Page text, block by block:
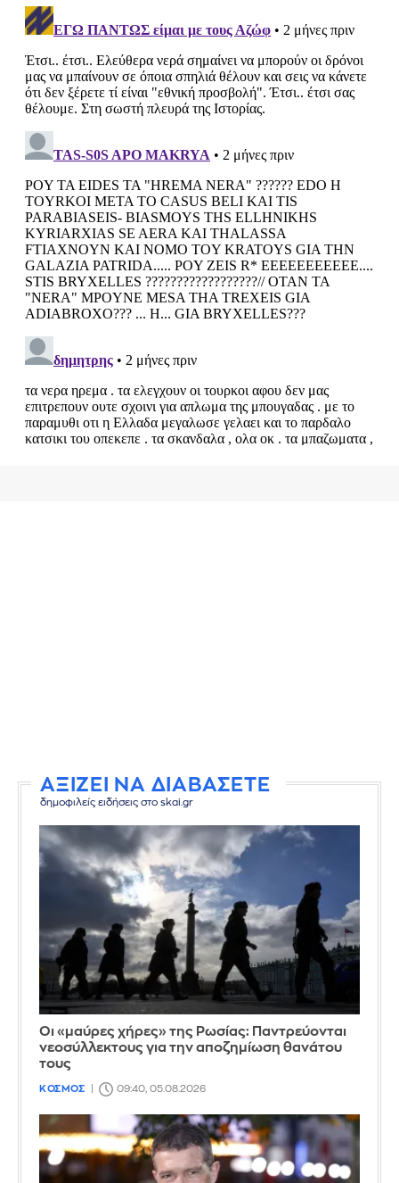
ΑΞΙΖΕΙ ΝΑ ΔΙΑΒΑΣΕΤΕ
δημοφιλείς ειδήσεις στο skai.gr
Οι «μαύρες χήρες» της Ρωσίας: Παντρεύονται
νεοσύλλεκτους για την αποζημίωση θανάτου
τους
ΚΟΣΜΟΣ 09:40, 05.08.2026